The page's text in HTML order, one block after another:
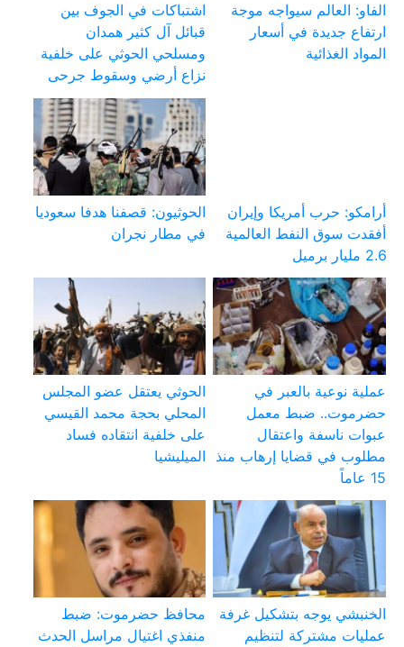
الفاو: العالم سيواجه موجة
ارتفاع جديدة في أسعار
المواد الغذائية
اشتباكات في الجوف بين
قبائل آل كثير همدان
ومسلحي الحوثي على خلفية
نزاع أرضي وسقوط جرحى
أرامكو: حرب أمريكا وإيران
أفقدت سوق النفط العالمية
2.6 مليار برميل
الحوثيون: قصفنا هدفا سعوديا
في مطار نجران
عملية نوعية بالعبر في
حضرموت.. ضبط معمل
عبوات ناسفة واعتقال
مطلوب في قضايا إرهاب منذ
15 عاماً
الحوثي يعتقل عضو المجلس
المحلي بحجة محمد القيسي
على خلفية انتقاده فساد
الميليشيا
الخنبشي يوجه بتشكيل غرفة
عمليات مشتركة لتنظيم
محافظ حضرموت: ضبط
منفذي اغتيال مراسل الحدث